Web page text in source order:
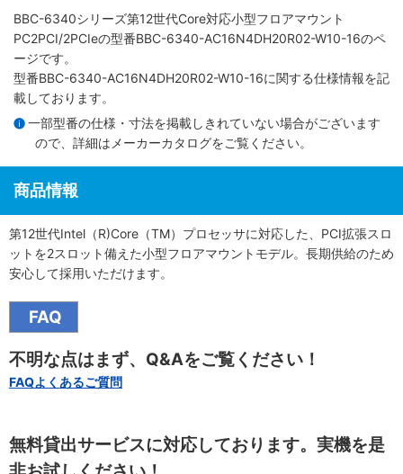
BBC-6340シリーズ第12世代Core対応小型フロアマウント
PC2PCI/2PCIeの型番BBC-6340-AC16N4DH20R02-W10-16のペ
ージです。
型番BBC-6340-AC16N4DH20R02-W10-16に関する仕様情報を記
載しております。
一部型番の仕様・寸法を掲載しきれていない場合がございます
ので、詳細は メーカーカタログをご覧ください。
商品情報
第12世代Intel（R)Core（TM）プロセッサに対応した、PCI拡張スロ
ットを2スロット備えた小型フロアマウントモデル。長期供給のため
安心して採用いただけます。
FAQ
不明な点はまず、Q&Aをご覧ください！
FAQよくあるご質問
無料貸出サービスに対応しております。実機を是